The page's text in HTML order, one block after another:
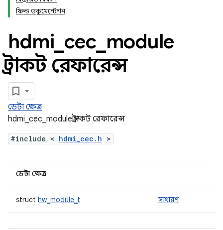
ফিল্ড ডকুমেন্টেশন
hdmi cec module
স্ট্রাকট রেফারেন্স
ডেটা ক্ষেত্র
hdmi_cec_module স্ট্রাকট রেফারেন্স
#include < hdmi_cec.h >
ডেটা ক্ষেত্র
struct hw_module_t সাধারণ